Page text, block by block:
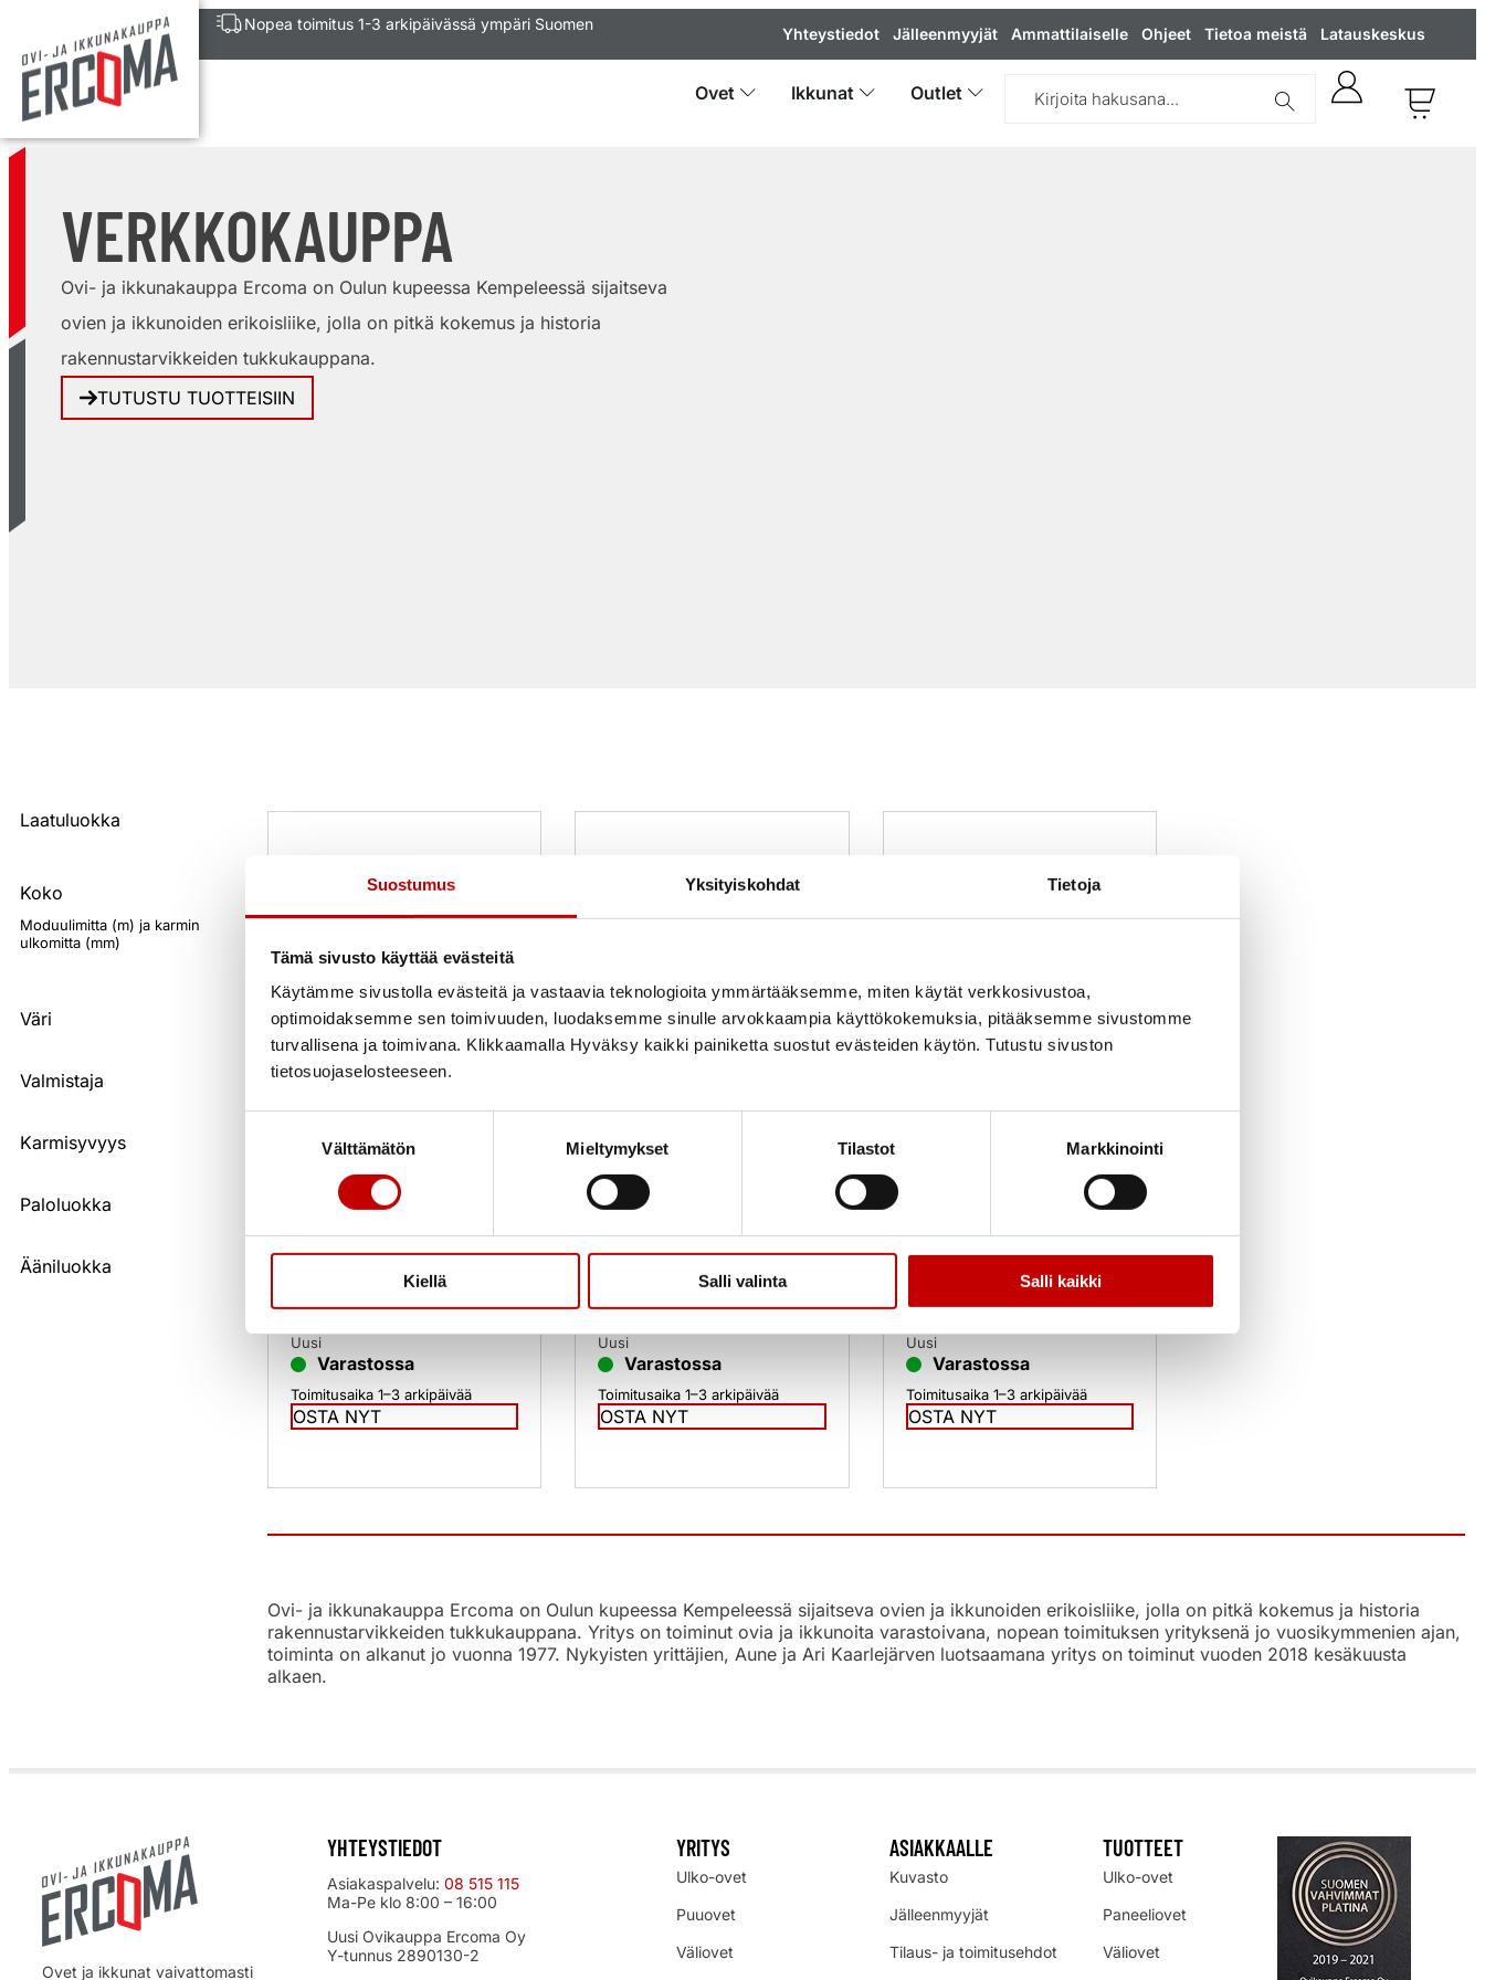
Suostumus Yksityiskohdat Tietoja
Tämä sivusto käyttää evästeitä
Käytämme sivustolla evästeitä ja vastaavia teknologioita ymmärtääksemme, miten käytät verkkosivustoa,
optimoidaksemme sen toimivuuden, luodaksemme sinulle arvokkaampia käyttökokemuksia, pitääksemme sivustomme
turvallisena ja toimivana. Klikkaamalla Hyväksy kaikki painiketta suostut evästeiden käytön. Tutustu sivuston
tietosuojaselosteeseen.
Välttämätön Mieltymykset Tilastot Markkinointi
Kiellä Salli valinta Salli kaikki
Nopea toimitus 1-3 arkipäivässä ympäri Suomen
Yhteystiedot Jälleenmyyjät Ammattilaiselle Ohjeet Tietoa meistä Latauskeskus
Ovet Ikkunat Outlet
VERKKOKAUPPA
Ovi- ja ikkunakauppa Ercoma on Oulun kupeessa Kempeleessä sijaitseva
ovien ja ikkunoiden erikoisliike, jolla on pitkä kokemus ja historia
rakennustarvikkeiden tukkukauppana.
TUTUSTU TUOTTEISIIN
Laatuluokka
Koko
Moduulimitta (m) ja karmin
ulkomitta (mm)
Väri
Valmistaja
Karmisyvyys
Paloluokka
Ääniluokka
HR Ikkunat
Kiinteä ikkuna MEK 2K
92mm valkoinen
180,00
25.5%)
Uusi
Varastossa
Toimitusaika 1–3 arkipäivää
OSTA NYT
HR Ikkunat
Mökki-ikkuna MS 96 SK
400,00€ (alv
25.5%)
Uusi
Varastossa
Toimitusaika 1–3 arkipäivää
OSTA NYT
Mökki-ikkuna MS 96 SK
250,00€ (alv
25.5%)
Uusi
Varastossa
Toimitusaika 1–3 arkipäivää
OSTA NYT
Ovi- ja ikkunakauppa Ercoma on Oulun kupeessa Kempeleessä sijaitseva ovien ja ikkunoiden erikoisliike, jolla on pitkä kokemus ja historia
rakennustarvikkeiden tukkukauppana. Yritys on toiminut ovia ja ikkunoita varastoivana, nopean toimituksen yrityksenä jo vuosikymmenien ajan,
toiminta on alkanut jo vuonna 1977. Nykyisten yrittäjien, Aune ja Ari Kaarlejärven luotsaamana yritys on toiminut vuoden 2018 kesäkuusta
alkaen.
Ovet ja ikkunat vaivattomasti
YHTEYSTIEDOT
Asiakaspalvelu: 08 515 115
Ma-Pe klo 8:00 – 16:00
Uusi Ovikauppa Ercoma Oy
Y-tunnus 2890130-2
YRITYS
Ulko-ovet
Puuovet
Väliovet
ASIAKKAALLE
Kuvasto
Jälleenmyyjät
Tilaus- ja toimitusehdot
TUOTTEET
Ulko-ovet
Paneeliovet
Väliovet